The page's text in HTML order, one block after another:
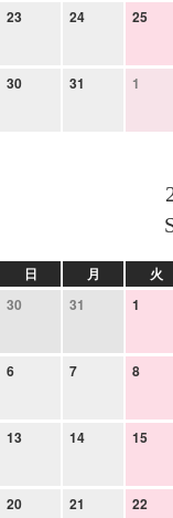
23 24 25
30 31 1
日 月 火
30
31 1
6 7 8
13 14 15
20 21 22